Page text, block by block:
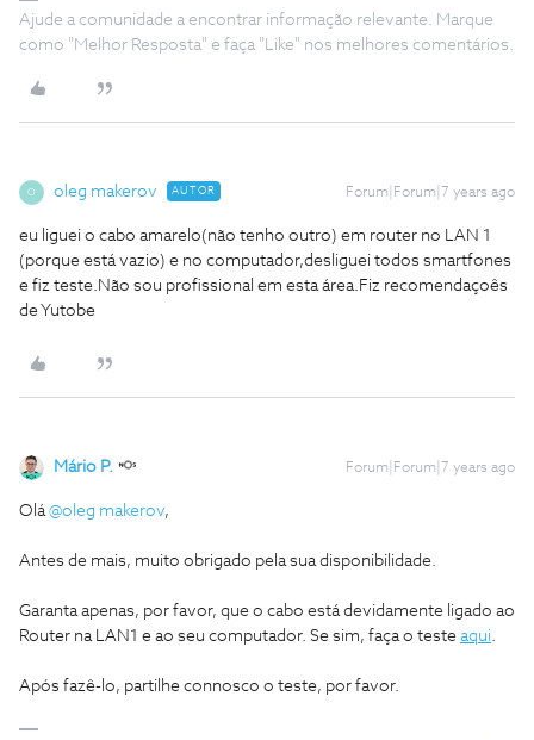
Ajude a comunidade a encontrar informação relevante. Marque
como "Melhor Resposta" e faça "Like" nos melhores comentários.
O oleg makerov AUTOR Forum|Forum|7 years ago
eu liguei o cabo amarelo(não tenho outro) em router no LAN 1
(porque está vazio) e no computador,desliguei todos smartfones
e fiz teste.Não sou profissional em esta área.Fiz recomendaçoês
de Yutobe
Mário P. Forum|Forum|7 years ago
Olá@oleg makerov,
Antes de mais, muito obrigado pela sua disponibilidade.
Garanta apenas, por favor, que o cabo está devidamente ligado ao
Router na LAN1 e ao seu computador. Se sim, faça o teste aqui.
Após fazê-lo, partilhe connosco o teste, por favor.